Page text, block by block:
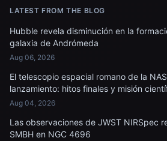
LATEST FROM THE BLOG
Hubble revela disminución en la
galaxia de Andrómeda
Aug 06, 2026
El telescopio espacial romano de la
lanzamiento: hitos finales y misión
Aug 04, 2026
Las observaciones de JWST NIRSpec
SMBH en NGC 4696